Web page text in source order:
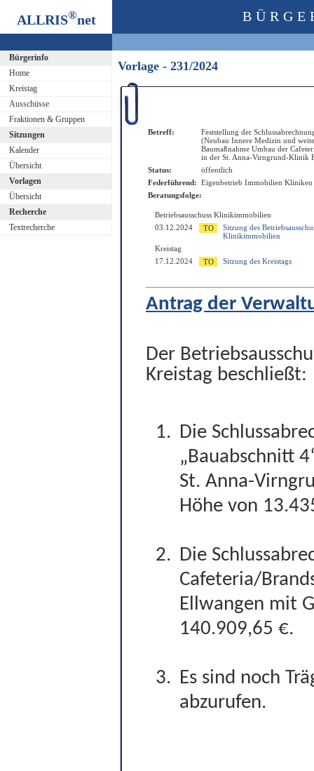
ALLRIS®net
Bürgerinfo
Home
Kreistag
Ausschüsse
Fraktionen & Gruppen
Sitzungen
Kalender
Übersicht
Vorlagen
Übersicht
Recherche
Textrecherche
Vorlage - 231/2024
Betreff:
Feststellung der
(Neubau Innere Medizin und
Baumaßnahme Umbau der
in der St. Anna-Virngrund-Klinik
Status:
öffentlich
Federführend: Eigenbetrieb Immobilien Kliniken
Beratungsfolge:
Betriebsausschuss Klinikimmobilien
03.12.2024
Sitzung des
Klinikimmobilien
Kreistag
17.12.2024
Sitzung des Kreistags
Antrag der
Der
Kreistag beschließt:
Die
„Bauabschnitt
St. Anna-
Höhe von
Die
Cafeteria/
Ellwangen mit
140.909,65 €.
Es sind noch
abzurufen.